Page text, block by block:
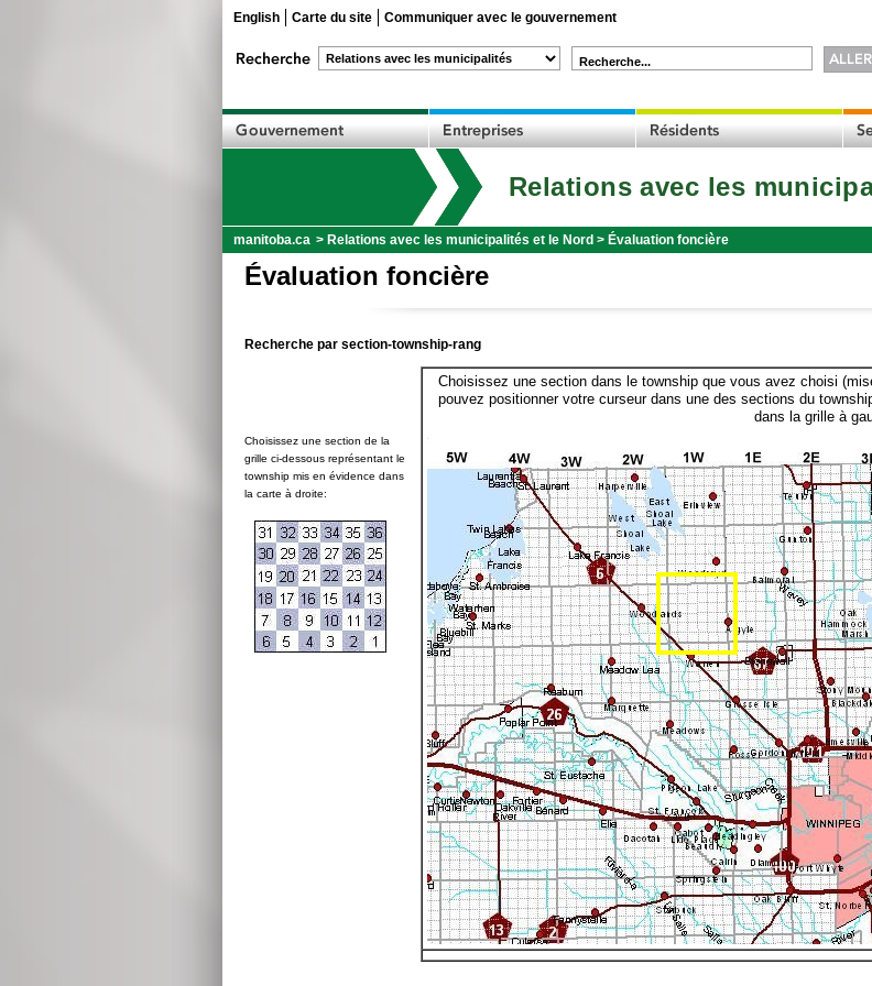
English Carte du site Communiquer avec le gouvernement
Recherche...
Relations avec les
manitoba.ca > Relations avec les municipalités et le Nord > Évaluation foncière
Évaluation foncière
Recherche par section-township-rang
Choisissez une section de la
grille ci-dessous représentant le
township mis en évidence dans
la carte à droite:
Choisissez une section dans le township que vous avez choisi
pouvez positionner votre curseur dans une des sections du
dans la grille à